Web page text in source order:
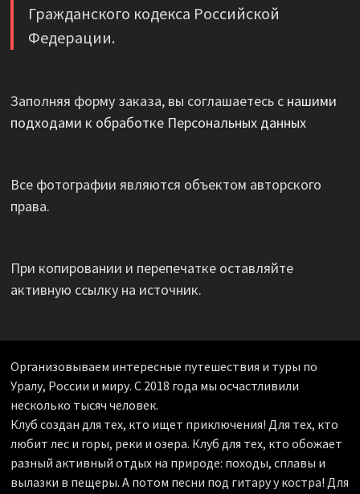
Гражданского кодекса Российской
Федерации.
Заполняя форму заказа, вы соглашаетесь с нашими
подходами к обработке Персональных данных
Все фотографии являются объектом авторского
права.
При копировании и перепечатке оставляйте
активную ссылку на источник.
Организовываем интересные путешествия и туры по
Уралу, России и миру. С 2018 года мы осчастливили
несколько тысяч человек.
Клуб создан для тех, кто ищет приключения! Для тех, кто
любит лес и горы, реки и озера. Клуб для тех, кто обожает
разный активный отдых на природе: походы, сплавы и
вылазки в пещеры. А потом песни под гитару у костра! Для